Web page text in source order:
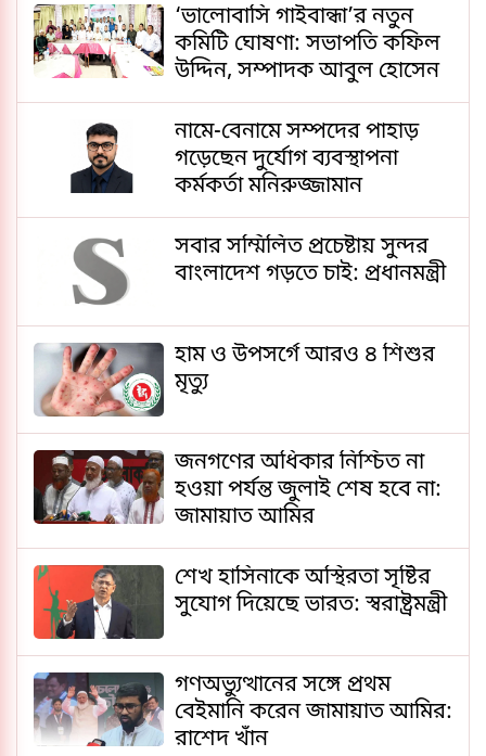
‘ভালোবাসি গাইবান্ধা’র নতুন
কমিটি ঘোষণা: সভাপতি কফিল
উদ্দিন, সম্পাদক আবুল হোসেন
নামে-বেনামে সম্পদের পাহাড়
গড়েছেন দুর্যোগ ব্যবস্থাপনা
কর্মকর্তা মনিরুজ্জামান
সবার সম্মিলিত প্রচেষ্টায় সুন্দর
বাংলাদেশ গড়তে চাই: প্রধানমন্ত্রী
হাম ও উপসর্গে আরও ৪ শিশুর
মৃত্যু
জনগণের অধিকার নিশ্চিত না
হওয়া পর্যন্ত জুলাই শেষ হবে না:
জামায়াত আমির
শেখ হাসিনাকে অস্থিরতা সৃষ্টির
সুযোগ দিয়েছে ভারত: স্বরাষ্ট্রমন্ত্রী
গণঅভ্যুত্থানের সঙ্গে প্রথম
বেইমানি করেন জামায়াত আমির:
রাশেদ খাঁন